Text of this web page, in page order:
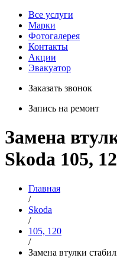
Все услуги
Марки
Фотогалерея
Контакты
Акции
Эвакуатор
Заказать звонок
Запись на ремонт
Замена
Skoda 105,
Главная
/
Skoda
/
105, 120
/
Замена втулки